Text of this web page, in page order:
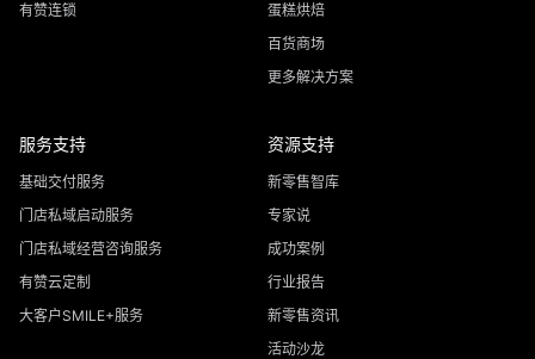
有赞连锁
蛋糕烘焙
百货商场
更多解决方案
服务支持
基础交付服务
门店私域启动服务
门店私域经营咨询服务
有赞云定制
大客户SMILE+服务
资源支持
新零售智库
专家说
成功案例
行业报告
新零售资讯
活动沙龙